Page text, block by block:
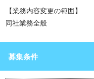
【業務内容変更の範囲】
同社業務全般
募集条件